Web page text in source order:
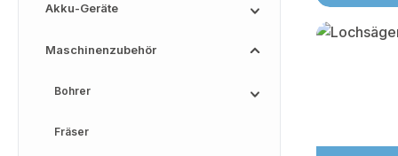
Akku-Geräte
Maschinenzubehör
Bohrer
Fräser